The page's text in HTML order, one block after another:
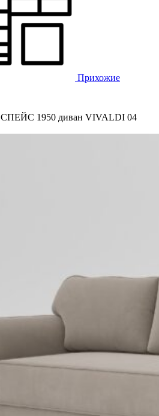
Прихожие
СПЕЙС 1950 диван VIVALDI 04